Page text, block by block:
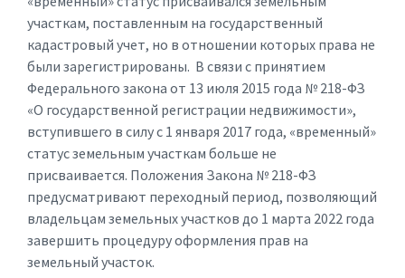
участкам, поставленным на государственный
кадастровый учет, но в отношении которых права не
были зарегистрированы. В связи с принятием
Федерального закона от 13 июля 2015 года № 218-ФЗ
«О государственной регистрации недвижимости»,
вступившего в силу с 1 января 2017 года, «временный»
статус земельным участкам больше не
присваивается. Положения Закона № 218-ФЗ
предусматривают переходный период, позволяющий
владельцам земельных участков до 1 марта 2022 года
завершить процедуру оформления прав на
земельный участок.